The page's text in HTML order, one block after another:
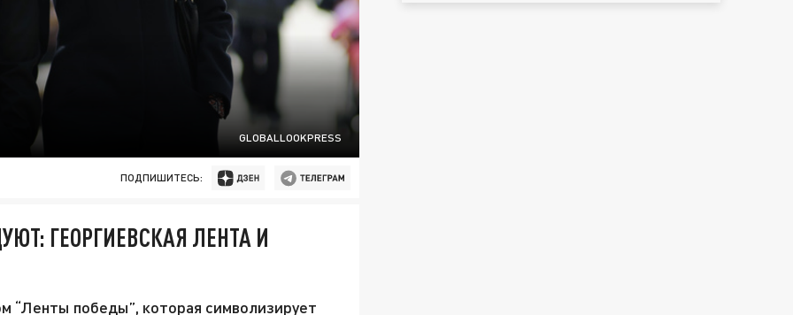
GLOBALLOOKPRESS
ПОДПИШИТЕСЬ:
ГЕОРГИЕВСКАЯ ЛЕНТА И
“Ленты победы”, которая символизирует